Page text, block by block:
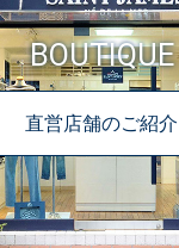
BOUTIQUE
直営店舗のご紹介